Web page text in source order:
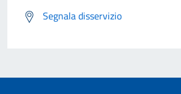
Segnala disservizio